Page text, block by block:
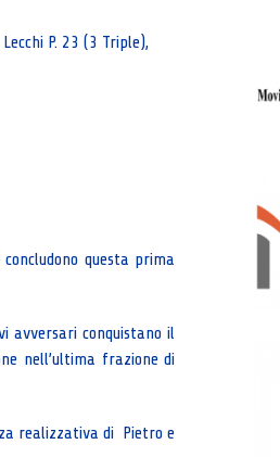
P. 23 (3 Triple),
questa prima
conquistano il
nell’ultima frazione di
realizzativa di Pietro e